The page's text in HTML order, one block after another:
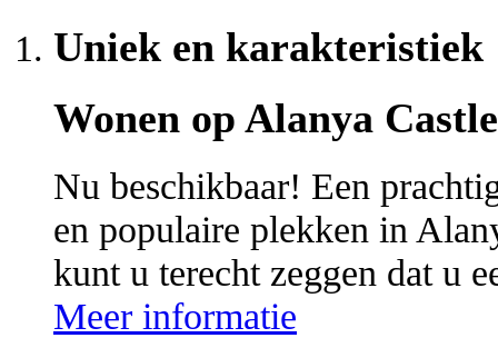
Uniek en karakteristiek
Wonen op Alanya Castle
Nu beschikbaar! Een
en populaire plekken in
kunt u terecht zeggen dat u
Meer informatie